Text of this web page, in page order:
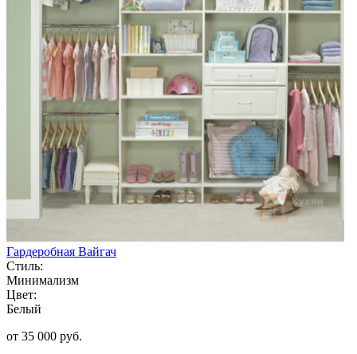
Гардеробная Вайгач
Стиль:
Минимализм
Цвет:
Белый
от 35 000 руб.